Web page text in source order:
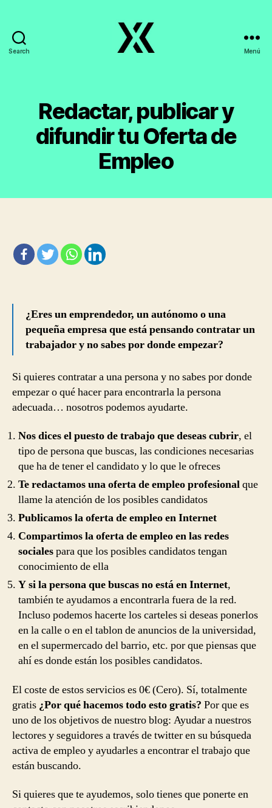
Search Menú
Redactar, publicar y
difundir tu Oferta de
Empleo
¿Eres un emprendedor, un autónomo o una
pequeña empresa que está pensando contratar un
trabajador y no sabes por donde empezar?
Si quieres contratar a una persona y no sabes por donde
empezar o qué hacer para encontrarla la persona
adecuada… nosotros podemos ayudarte.
Nos dices el puesto de trabajo que deseas cubrir, el
tipo de persona que buscas, las condiciones necesarias
que ha de tener el candidato y lo que le ofreces
Te redactamos una oferta de empleo profesionalque
llame la atención de los posibles candidatos
Publicamos la oferta de empleo en Internet
Compartimos la oferta de empleo en las redes
socialespara que los posibles candidatos tengan
conocimiento de ella
Y si la persona que buscas no está en Internet,
también te ayudamos a encontrarla fuera de la red.
Incluso podemos hacerte los carteles si deseas ponerlos
en la calle o en el tablon de anuncios de la universidad,
en el supermercado del barrio, etc. por que piensas que
ahí es donde están los posibles candidatos.
El coste de estos servicios es 0€ (Cero). Sí, totalmente
gratis ¿Por qué hacemos todo esto gratis? Por que es
uno de los objetivos de nuestro blog: Ayudar a nuestros
lectores y seguidores a través de twitter en su búsqueda
activa de empleo y ayudarles a encontrar el trabajo que
están buscando.
Si quieres que te ayudemos, solo tienes que ponerte en